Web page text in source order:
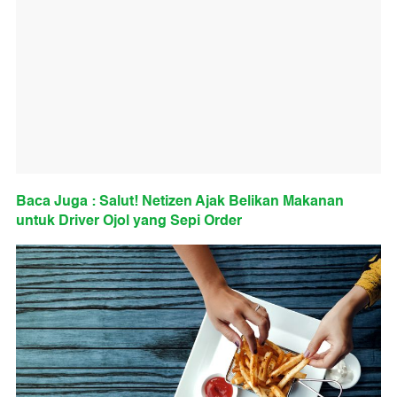
Baca Juga : Salut! Netizen Ajak Belikan Makanan
untuk Driver Ojol yang Sepi Order